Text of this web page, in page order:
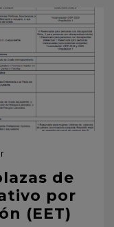
de
por
(EET)